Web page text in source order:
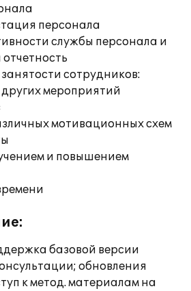
персонала
службы персонала и
сотрудников:
мероприятий
мотивационных схем
и повышением
базовой версии
обновления
к метод. материалам на